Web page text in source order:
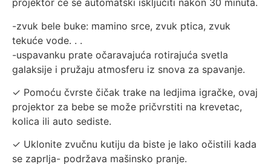
projektor će se automatski isključiti nakon 30 minuta.
-zvuk bele buke: mamino srce, zvuk ptica, zvuk
tekuće vode. . .
-uspavanku prate očaravajuća rotirajuća svetla
galaksije i pružaju atmosferu iz snova za spavanje.
✓ Pomoću čvrste čičak trake na ledjima igračke, ovaj
projektor za bebe se može pričvrstiti na krevetac,
kolica ili auto sediste.
✓ Uklonite zvučnu kutiju da biste je lako očistili kada
se zaprlja- podržava mašinsko pranje.